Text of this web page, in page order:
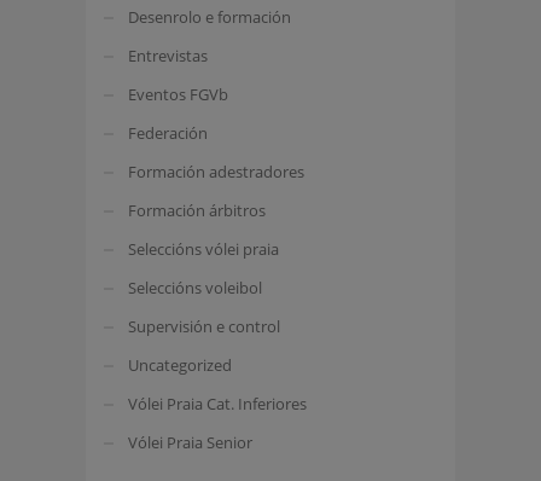
Desenrolo e formación
Entrevistas
Eventos FGVb
Federación
Formación adestradores
Formación árbitros
Seleccións vólei praia
Seleccións voleibol
Supervisión e control
Uncategorized
Vólei Praia Cat. Inferiores
Vólei Praia Senior